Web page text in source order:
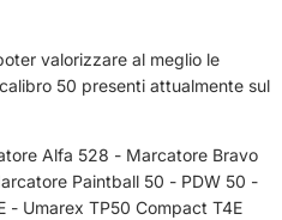
valorizzare al meglio le
50 presenti attualmente sul
Alfa 528 - Marcatore Bravo
Paintball 50 - PDW 50 -
- Umarex TP50 Compact T4E